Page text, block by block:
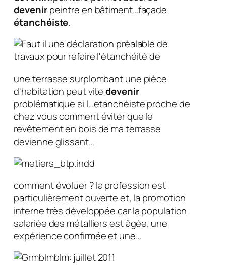
devenirpeintre en bâtiment…façade
étanchéiste.
une terrasse surplombant une pièce
d'habitation peut vitedevenir
problématique si l…etanchéiste proche de
chez vous comment éviter que le
revêtement en bois de ma terrasse
devienne glissant…
comment évoluer ? la profession est
particulièrement ouverte et, la promotion
interne très développée car la population
salariée des métalliers est âgée. une
expérience confirmée et une…